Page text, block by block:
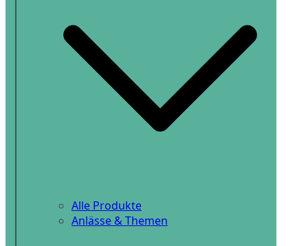
Alle Produkte
Anlässe & Themen